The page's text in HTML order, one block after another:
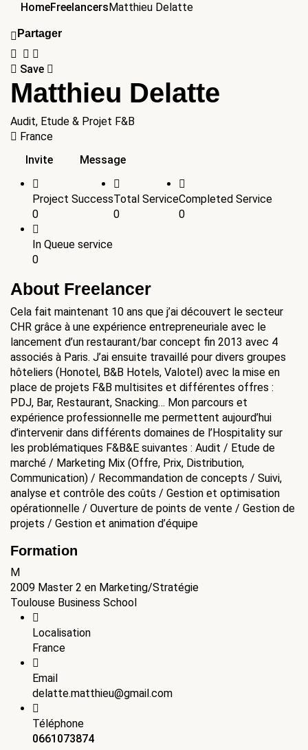
HomeFreelancersMatthieu Delatte
Partager
Save
Matthieu Delatte
Audit, Etude & Projet F&B
France
Invite
Message
Project Success
0
Total Service
0
Completed Service
0
In Queue service
0
About Freelancer
Cela fait maintenant 10 ans que j’ai découvert le secteur
CHR grâce à une expérience entrepreneuriale avec le
lancement d’un restaurant/bar concept fin 2013 avec 4
associés à Paris. J’ai ensuite travaillé pour divers groupes
hôteliers (Honotel, B&B Hotels, Valotel) avec la mise en
place de projets F&B multisites et différentes offres :
PDJ, Bar, Restaurant, Snacking… Mon parcours et
expérience professionnelle me permettent aujourd’hui
d’intervenir dans différents domaines de l’Hospitality sur
les problématiques F&B&E suivantes : Audit / Etude de
marché / Marketing Mix (Offre, Prix, Distribution,
Communication) / Recommandation de concepts / Suivi,
analyse et contrôle des coûts / Gestion et optimisation
opérationnelle / Ouverture de points de vente / Gestion de
projets / Gestion et animation d’équipe
Formation
M
2009 Master 2 en Marketing/Stratégie
Toulouse Business School
Localisation
France
Email
delatte.matthieu@gmail.com
Téléphone
0661073874